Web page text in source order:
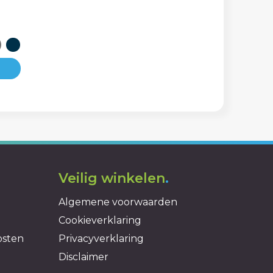
Veilig winkelen.
Algemene voorwaarden
Cookieverklaring
Privacyverklaring
Disclaimer